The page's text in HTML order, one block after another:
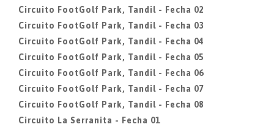
Circuito FootGolf Park, Tandil - Fecha 02
Circuito FootGolf Park, Tandil - Fecha 03
Circuito FootGolf Park, Tandil - Fecha 04
Circuito FootGolf Park, Tandil - Fecha 05
Circuito FootGolf Park, Tandil - Fecha 06
Circuito FootGolf Park, Tandil - Fecha 07
Circuito FootGolf Park, Tandil - Fecha 08
Circuito La Serranita - Fecha 01